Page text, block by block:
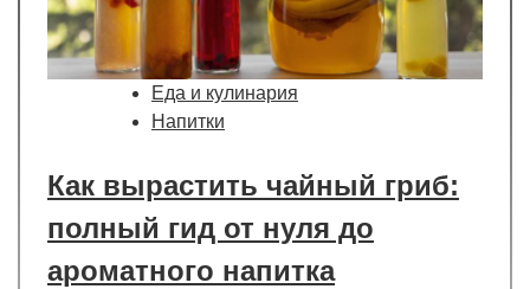
Еда и кулинария
Напитки
Как вырастить чайный гриб:
полный гид от нуля до
ароматного напитка